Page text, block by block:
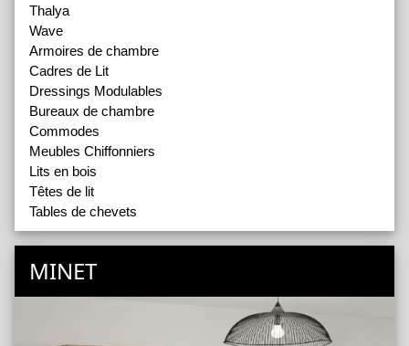
Thalya
Wave
Armoires de chambre
Cadres de Lit
Dressings Modulables
Bureaux de chambre
Commodes
Meubles Chiffonniers
Lits en bois
Têtes de lit
Tables de chevets
MINET